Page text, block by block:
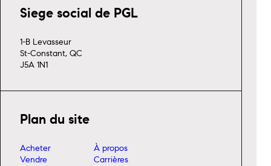
Plan du site
Acheter
Vendre
À propos
Carrières
Siege social de PGL
1-B Levasseur
St-Constant, QC
J5A 1N1